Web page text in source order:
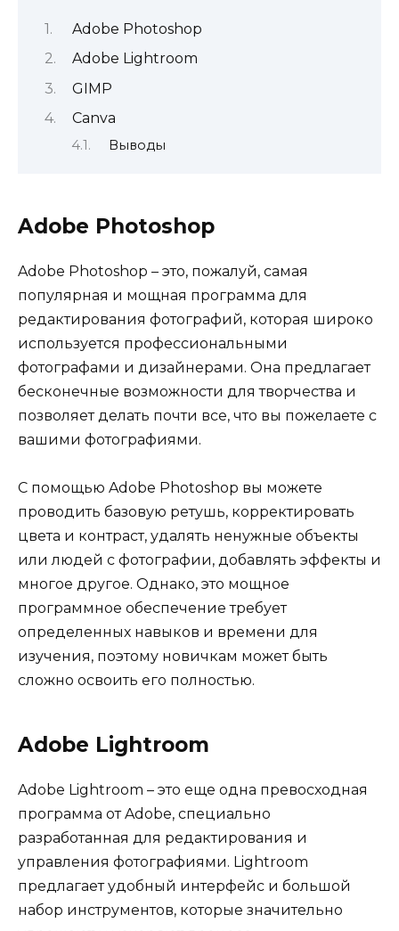
Adobe Photoshop
Adobe Lightroom
GIMP
Canva
Выводы
Adobe Photoshop
Adobe Photoshop – это, пожалуй, самая
популярная и мощная программа для
редактирования фотографий, которая широко
используется профессиональными
фотографами и дизайнерами. Она предлагает
бесконечные возможности для творчества и
позволяет делать почти все, что вы пожелаете с
вашими фотографиями.
С помощью Adobe Photoshop вы можете
проводить базовую ретушь, корректировать
цвета и контраст, удалять ненужные объекты
или людей с фотографии, добавлять эффекты и
многое другое. Однако, это мощное
программное обеспечение требует
определенных навыков и времени для
изучения, поэтому новичкам может быть
сложно освоить его полностью.
Adobe Lightroom
Adobe Lightroom – это еще одна превосходная
программа от Adobe, специально
разработанная для редактирования и
управления фотографиями. Lightroom
предлагает удобный интерфейс и большой
набор инструментов, которые значительно